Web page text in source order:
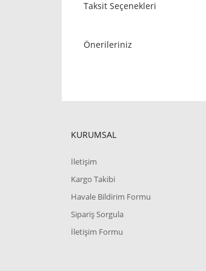
Taksit Seçenekleri
Önerileriniz
KURUMSAL
İletişim
Kargo Takibi
Havale Bildirim Formu
Sipariş Sorgula
İletişim Formu